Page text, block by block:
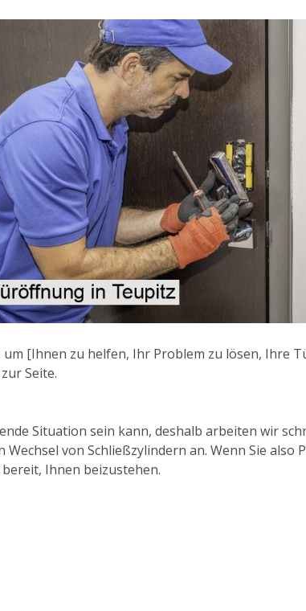
[Ihnen zu helfen, Ihr Problem zu lösen, Ihre
Seite.
Situation sein kann, deshalb arbeiten wir
von Schließzylindern an. Wenn Sie also
Ihnen beizustehen.